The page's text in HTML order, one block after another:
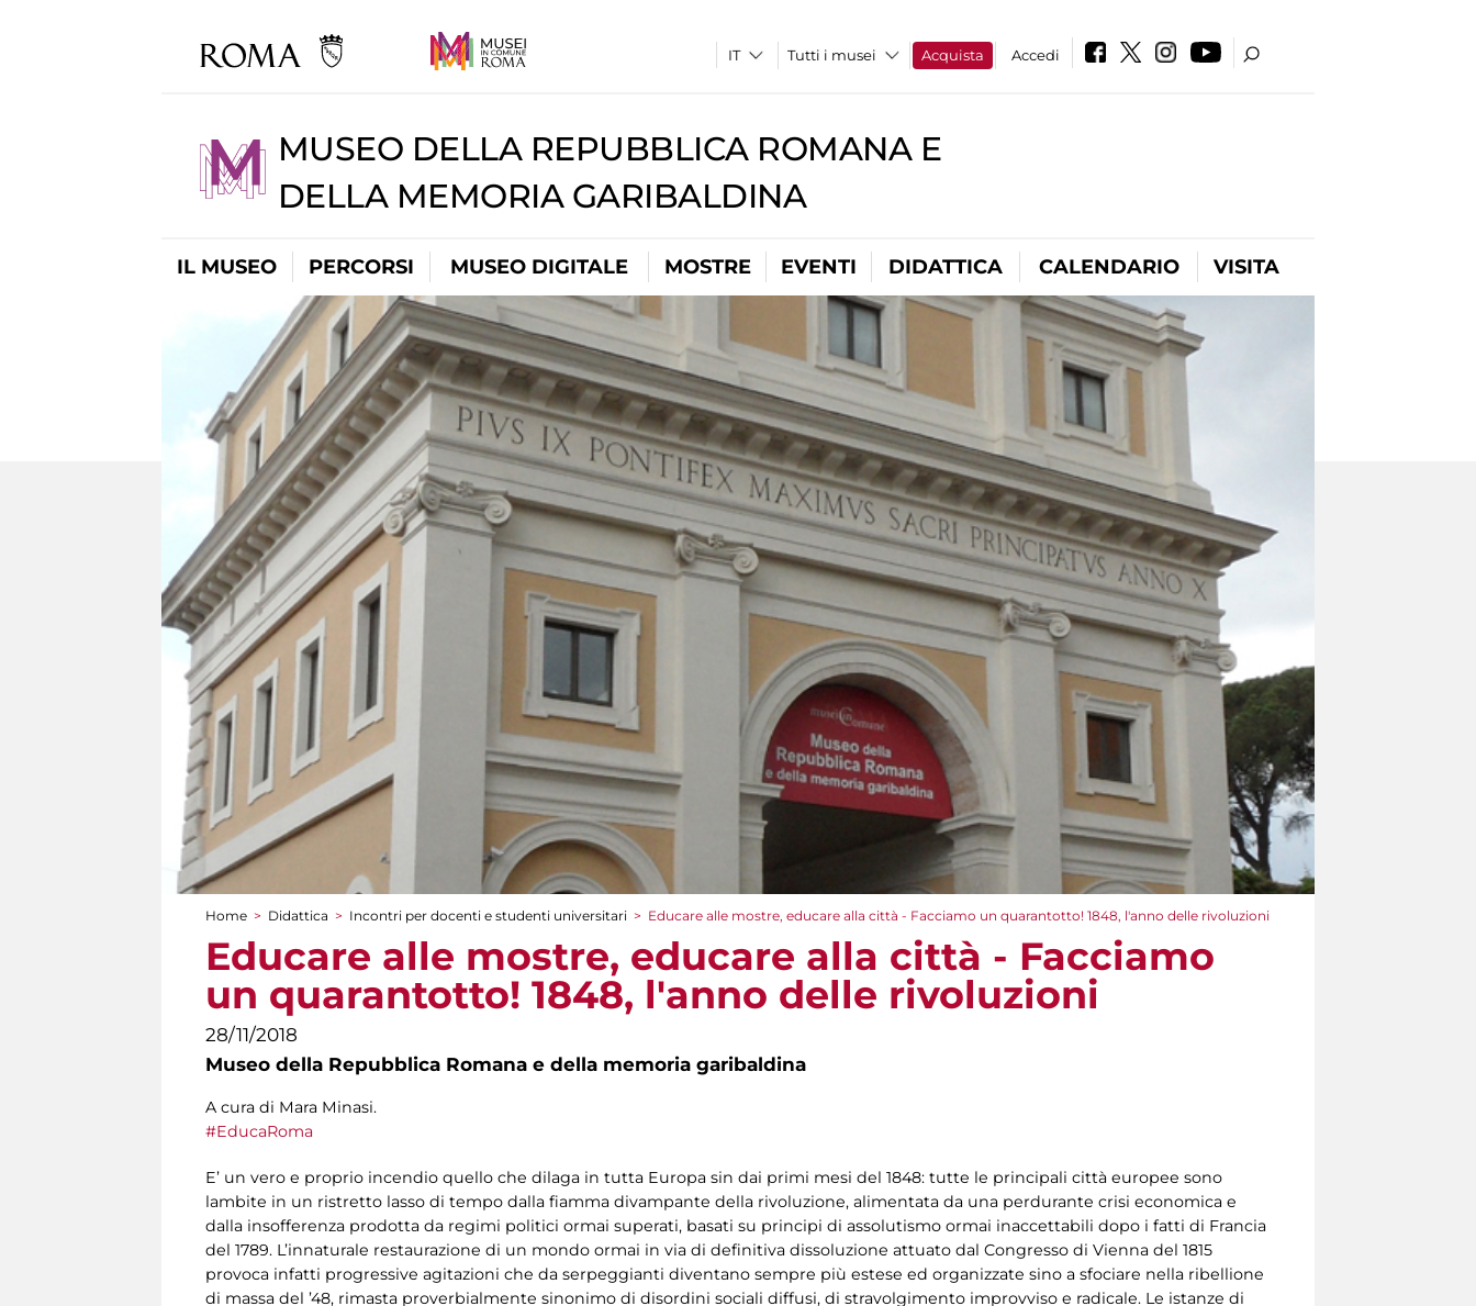
Tutti i musei Acquista Accedi
MUSEO DELLA REPUBBLICA ROMANA E
DELLA MEMORIA GARIBALDINA
IL MUSEO PERCORSI MUSEO DIGITALE MOSTRE EVENTI DIDATTICA CALENDARIO VISITA
Tu sei qui
Home > Didattica > Incontri per docenti e studenti universitari > Educare alle mostre, educare alla città - Facciamo un quarantotto! 1848, l'anno delle rivoluzioni
Educare alle mostre, educare alla città - Facciamo
un quarantotto! 1848, l'anno delle rivoluzioni
28/11/2018
Museo della Repubblica Romana e della memoria garibaldina
A cura di Mara Minasi.
#EducaRoma
E’ un vero e proprio incendio quello che dilaga in tutta Europa sin dai primi mesi del 1848: tutte le principali città europee sono
lambite in un ristretto lasso di tempo dalla fiamma divampante della rivoluzione, alimentata da una perdurante crisi economica e
dalla insofferenza prodotta da regimi politici ormai superati, basati su principi di assolutismo ormai inaccettabili dopo i fatti di Francia
del 1789. L’innaturale restaurazione di un mondo ormai in via di definitiva dissoluzione attuato dal Congresso di Vienna del 1815
provoca infatti progressive agitazioni che da serpeggianti diventano sempre più estese ed organizzate sino a sfociare nella ribellione
di massa del ’48, rimasta proverbialmente sinonimo di disordini sociali diffusi, di stravolgimento improvviso e radicale. Le istanze di